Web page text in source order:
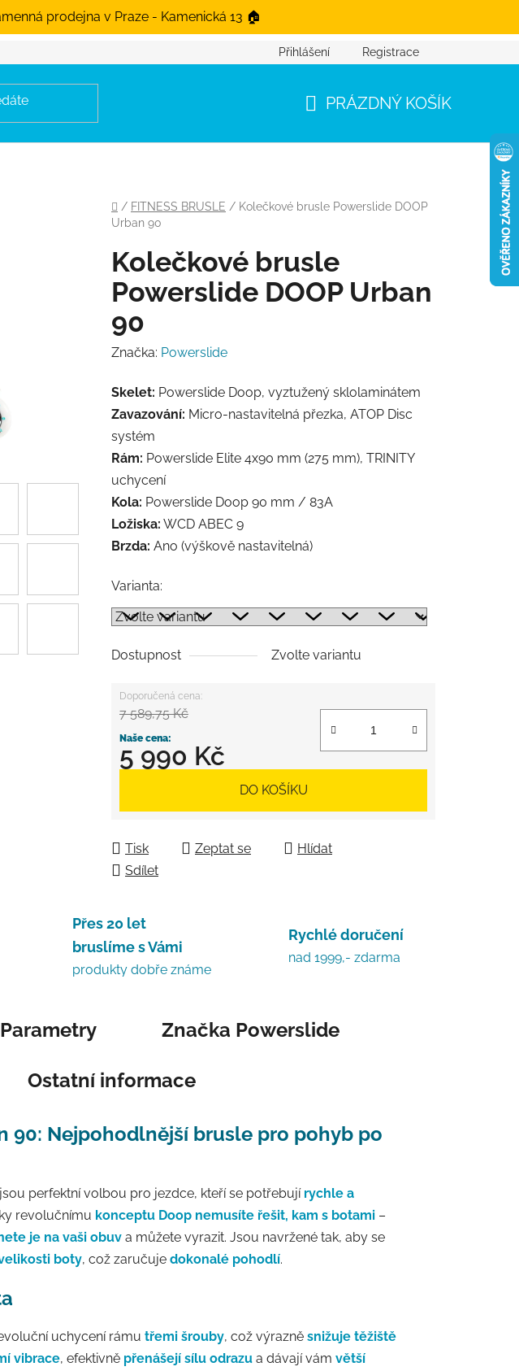
prodejna v Praze - Kamenická 13 🏠
Přihlášení Registrace
PRÁZDNÝ KOŠÍK
Domů
/ FITNESS BRUSLE / Kolečkové brusle Powerslide DOOP
Urban 90
Kolečkové brusle
Powerslide DOOP Urban
90
Značka: Powerslide
Skelet: Powerslide Doop, vyztužený sklolaminátem
Zavazování: Micro-nastavitelná přezka, ATOP Disc
systém
Rám: Powerslide Elite 4x90 mm (275 mm), TRINITY
uchycení
Kola: Powerslide Doop 90 mm / 83A
Ložiska: WCD ABEC 9
Brzda: Ano (výškově nastavitelná)
Varianta:
Dostupnost Zvolte variantu
7 589,75 Kč
5 990 Kč
DO KOŠÍKU
Tisk Zeptat se
Hlídat
Sdílet
Přes 20 let
bruslíme s Vámi
produkty dobře známe
Rychlé doručení
nad 1999,- zdarma
Parametry Značka Powerslide
Ostatní informace
90: Nejpohodlnější brusle pro pohyb po
jsou perfektní volbou pro jezdce, kteří se potřebují rychle a
revolučnímu konceptu Doop nemusíte řešit, kam s botami –
je na vaši obuv a můžete vyrazit. Jsou navržené tak, aby se
boty, což zaručuje dokonalé pohodlí.
uchycení rámu třemi šrouby, což výrazně snižuje těžiště
vibrace, efektivně přenášejí sílu odrazu a dávají vám větší